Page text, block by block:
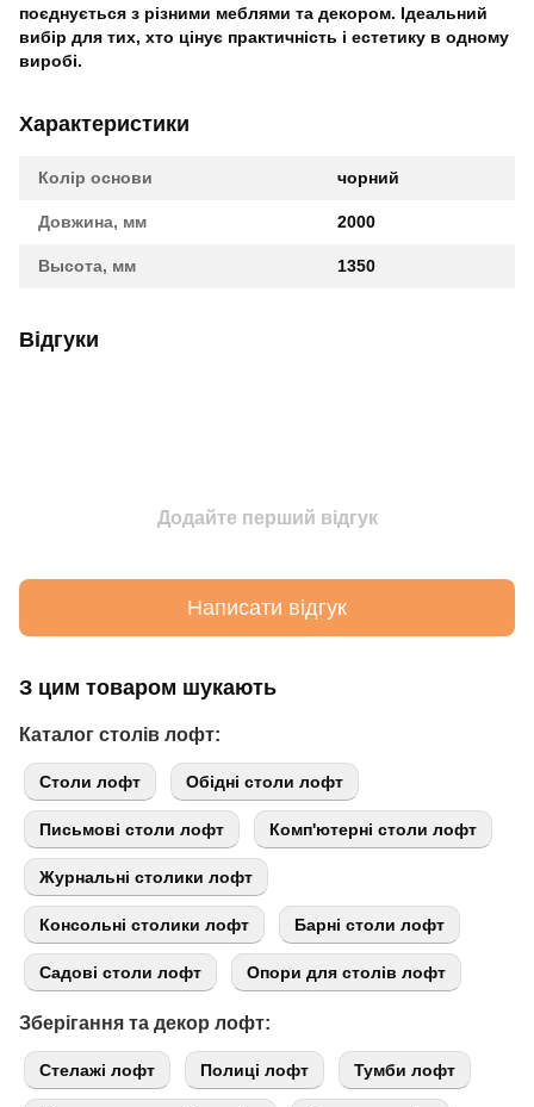
поєднується з різними меблями та декором. Ідеальний
вибір для тих, хто цінує практичність і естетику в одному
виробі.
Характеристики
Колір основи чорний
Довжина, мм 2000
Высота, мм 1350
Відгуки
Додайте перший відгук
Написати відгук
З цим товаром шукають
Каталог столів лофт:
Cтоли лофт Обідні столи лофт
Письмові столи лофт Комп'ютерні столи лофт
Журнальні столики лофт
Консольні столики лофт Барні столи лофт
Садові столи лофт Опори для столів лофт
Зберігання та декор лофт:
Стелажі лофт Полиці лофт Тумби лофт